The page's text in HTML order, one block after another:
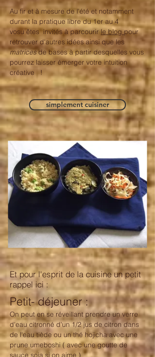
Au fir et à mesure de l'été et notamment
durant la pratique libre du 1er au 4
vosu êtes invités à parcourirle blogpour
retrouver d'autres idées ainsi que les
matricesde bases à partir desquelles vous
pourrez laisser émerger votre intuition
créative !
simplement cuisiner
Et pour l'esprit de la cuisine un petit
rappel ici :
Petit- déjeuner :
On peut en se réveillant prendre un verre
d'eau citronné d'un 1/2 jus de citron dans
de l'eau tiède ou un thé hojicha avec une
prune umeboshi ( avec une goutte de
sauce soja si on aime )